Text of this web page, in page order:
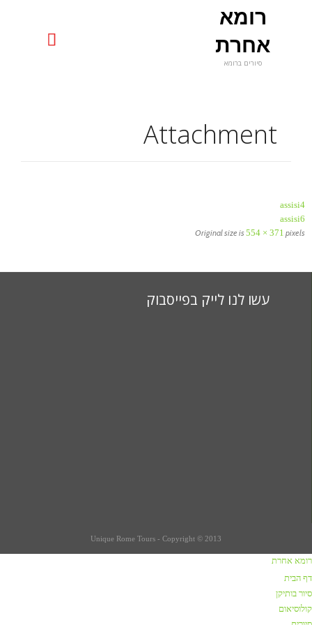
רומא
אחרת
סיורים ברומא

Attachment
assisi4
assisi6
Original size is554 × 371 pixels
עשו לנו לייק בפייסבוק
Unique Rome Tours - Copyright © 2013
רומא אחרת
דף הבית
סיור בותיקן
קולוסיאום